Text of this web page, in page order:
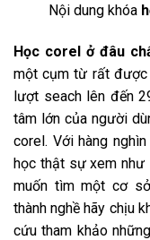
Nội dung khóa
Học corel ở đâu
một cụm từ rất được
lượt seach lên đến
tâm lớn của người
corel. Với hàng
học thật sự xem như
muốn tìm một cơ
thành nghề hãy chịu
cứu tham khảo những